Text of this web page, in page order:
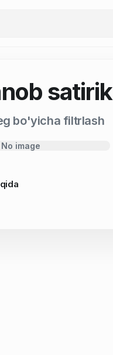
satirik
bo'yicha filtrlash
No image